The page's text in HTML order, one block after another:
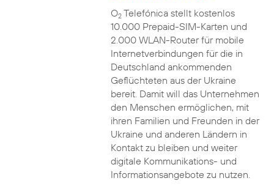
O2Telefónica stellt kostenlos
10.000 Prepaid-SIM-Karten und
2.000 WLAN-Router für mobile
Internetverbindungen für die in
Deutschland ankommenden
Geflüchteten aus der Ukraine
bereit. Damit will das Unternehmen
den Menschen ermöglichen, mit
ihren Familien und Freunden in der
Ukraine und anderen Ländern in
Kontakt zu bleiben und weiter
digitale Kommunikations- und
Informationsangebote zu nutzen.